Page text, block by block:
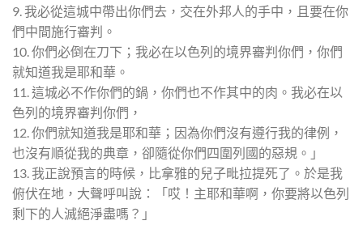
9. 我必從這城中帶出你們去，交在外邦人的手中，且要在你
們中間施行審判。
10. 你們必倒在刀下；我必在以色列的境界審判你們，你們
就知道我是耶和華。
11. 這城必不作你們的鍋，你們也不作其中的肉。我必在以
色列的境界審判你們，
12. 你們就知道我是耶和華；因為你們沒有遵行我的律例，
也沒有順從我的典章，卻隨從你們四圍列國的惡規。」
13. 我正說預言的時候，比拿雅的兒子毗拉提死了。於是我
俯伏在地，大聲呼叫說：「哎！主耶和華啊，你要將以色列
剩下的人滅絕淨盡嗎？」